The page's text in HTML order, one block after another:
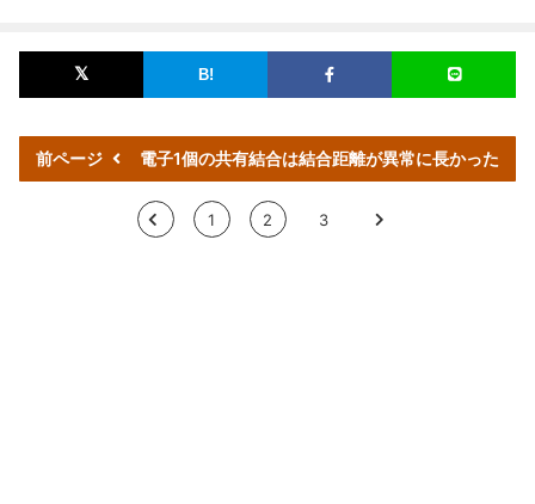
前ページ 電子1個の共有結合は結合距離が異常に長かった
< 1 2 3 >